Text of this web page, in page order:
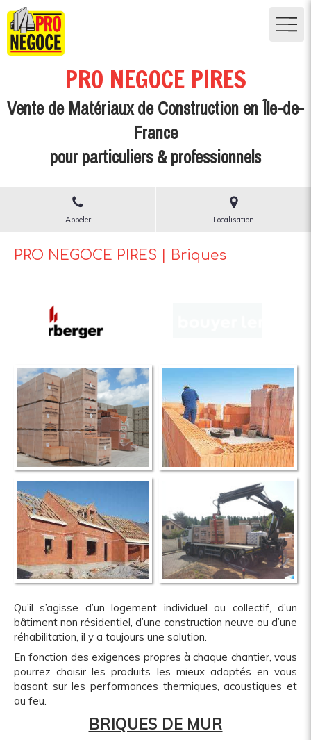
PRO NEGOCE PIRES
Vente de Matériaux de Construction en Île-de-
France
pour particuliers & professionnels
Appeler Localisation
PRO NEGOCE PIRES | Briques
Qu’il s’agisse d’un logement individuel ou collectif, d’un
bâtiment non résidentiel, d’une construction neuve ou d’une
réhabilitation, il y a toujours une solution.
En fonction des exigences propres à chaque chantier, vous
pourrez choisir les produits les mieux adaptés en vous
basant sur les performances thermiques, acoustiques et
au feu.
BRIQUES DE MUR